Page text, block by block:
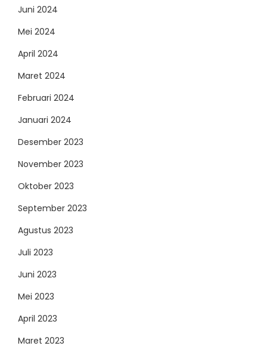
Juni 2024
Mei 2024
April 2024
Maret 2024
Februari 2024
Januari 2024
Desember 2023
November 2023
Oktober 2023
September 2023
Agustus 2023
Juli 2023
Juni 2023
Mei 2023
April 2023
Maret 2023